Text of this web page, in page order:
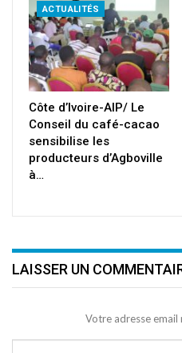
ACTUALITÉS
Côte d’Ivoire-AIP/ Le
Conseil du café-cacao
sensibilise les
producteurs d’Agboville
à…
LAISSER UN
Votre adresse email